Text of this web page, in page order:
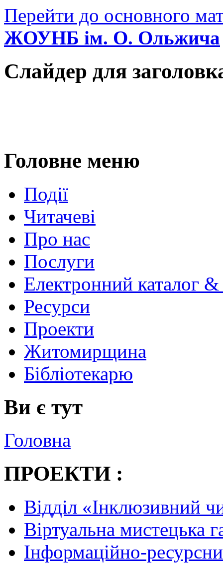
Перейти до основного
ЖОУНБ ім. О. Ольжича
Слайдер для
Головне меню
Події
Читачеві
Про нас
Послуги
Електронний каталог
Ресурси
Проекти
Житомирщина
Бібліотекарю
Ви є тут
Головна
ПРОЕКТИ :
Відділ «Інклюзивний
Віртуальна
Інформаційно-